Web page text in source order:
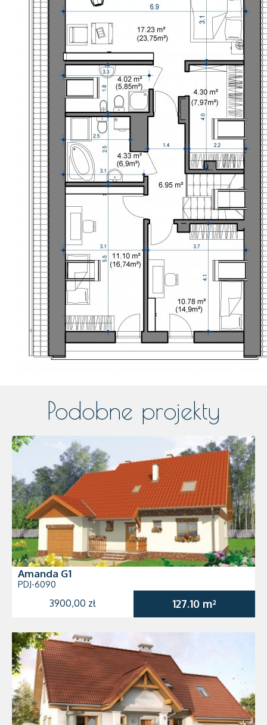
Podobne projekty
Amanda G1
PDJ-6090
3900,00 zł 127.10 m²